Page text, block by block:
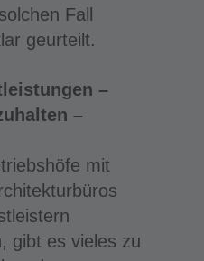
Fall
geurteilt.
–
–
mit
gibt es vieles zu